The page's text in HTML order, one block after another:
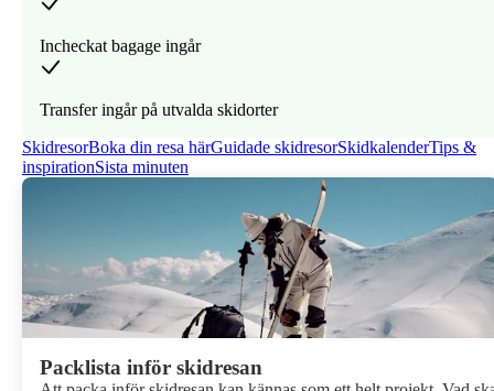
Incheckat bagage ingår
Transfer ingår på utvalda skidorter
SkidresorBoka din resa härGuidade skidresorSkidkalenderTips &
inspirationSista minuten
Packlista inför skidresan